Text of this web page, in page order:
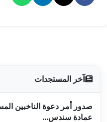
بالدائرة الانتخابية المحلية